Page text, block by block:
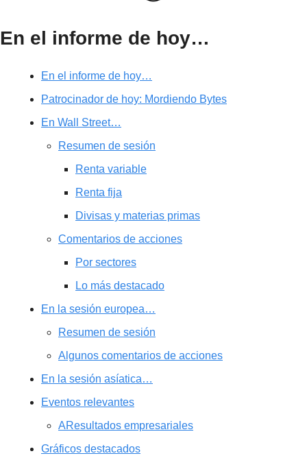
En el informe de hoy…
En el informe de hoy…
Patrocinador de hoy: Mordiendo Bytes
En Wall Street…
Resumen de sesión
Renta variable
Renta fija
Divisas y materias primas
Comentarios de acciones
Por sectores
Lo más destacado
En la sesión europea…
Resumen de sesión
Algunos comentarios de acciones
En la sesión asíatica…
Eventos relevantes
AResultados empresariales
Gráficos destacados